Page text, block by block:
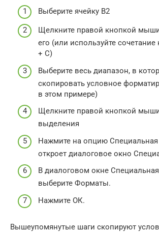
Выберите ячейку B2
Щелкните правой кнопкой
его (или используйте
+ C)
Выберите весь диапазон, в
скопировать условное
в этом примере)
Щелкните правой кнопкой
выделения
Нажмите на опцию Специальная
откроет диалоговое окно
В диалоговом окне
выберите Форматы.
Нажмите ОК.
Вышеупомянутые шаги скопируют